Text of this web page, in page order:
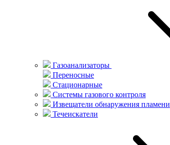
Газоанализаторы
Переносные
Стационарные
Системы газового контроля
Извещатели обнаружения пламени
Течеискатели